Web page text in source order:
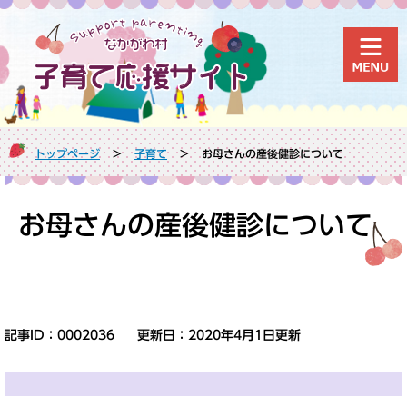
ペ
ジ
の
先
頭
で
す
。
メ
ュ
ー
を
飛
ば
し
て
本
トップページ > 子育て > お母さんの産後健診について
本
お母さんの産後健診について
記事ID：0002036 更新日：2020年4月1日更新